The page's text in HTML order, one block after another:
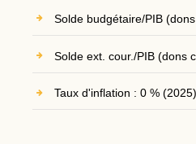
Solde budgétaire/PIB
Solde ext. cour./PIB (dons
Taux d'inflation : 0 % (2025)